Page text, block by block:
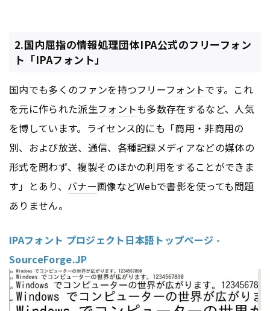
2.国内屈指の情報処理団体IPA公式のフリーフォン
ト「IPAフォント」
国内でも多くのファンを持つフリーフォントです。これ
を元に作られた派生フォントも多数存在するなど、人気
を博しています。ライセンス的にも「商用・非商用の
別、および放送、通信、各種記録メディアなどの媒体の
形式を問わず、複製そのほかの利用をすることができま
す」とあり、 バナー画像などWebで書影を使っても問題
ありません。
IPAフォント プロジェクト日本語トップページ -
SourceForge.JP